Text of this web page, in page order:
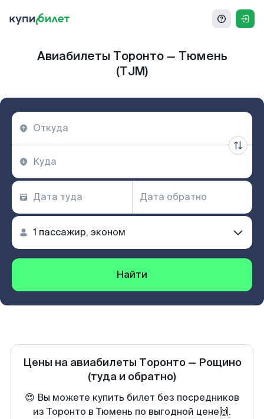
Авиабилеты Торонто — Тюмень
(TJM)
Найти
Цены на авиабилеты Торонто— Рощино
(туда и обратно)
😍 Вы можете купить билет без посредников
из Торонто в Тюмень по выгодной цене🙌.